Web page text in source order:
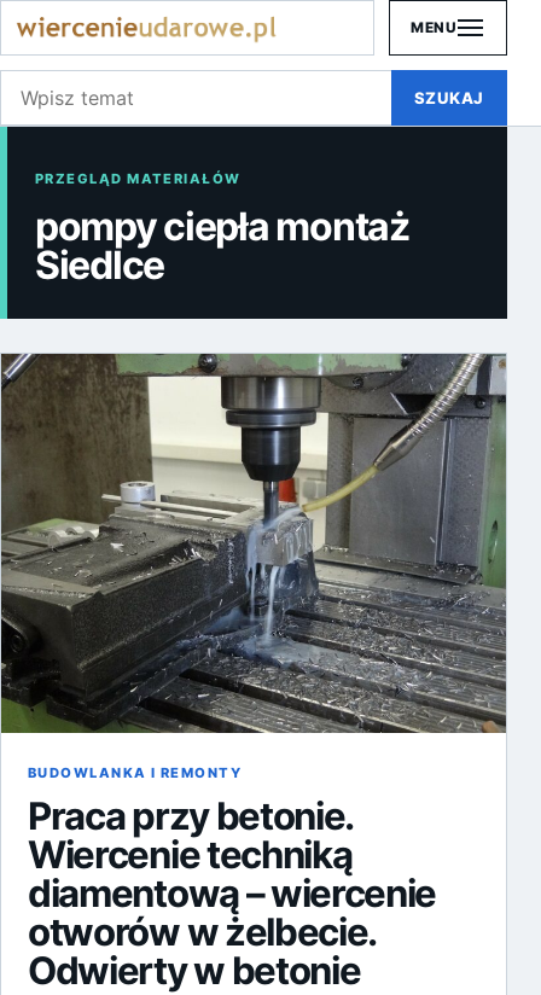
MENU
Szukaj:
SZUKAJ
PRZEGLĄD MATERIAŁÓW
pompy ciepła montaż
Siedlce
BUDOWLANKA I REMONTY
Praca przy betonie.
Wiercenie techniką
diamentową – wiercenie
otworów w żelbecie.
Odwierty w betonie